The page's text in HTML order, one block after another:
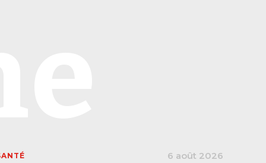
6 août 2026